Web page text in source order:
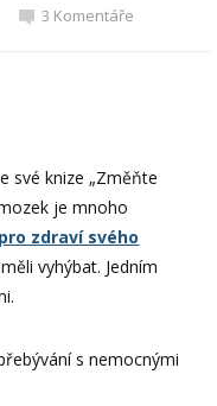
3 Komentáře
své knize „Změňte
je mnoho
pro zdraví svého
vyhýbat. Jedním
s nemocnými